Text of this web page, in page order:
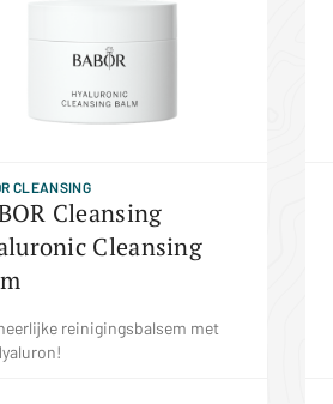
CLEANSING
Cleansing
Cleansing
reinigingsbalsem met